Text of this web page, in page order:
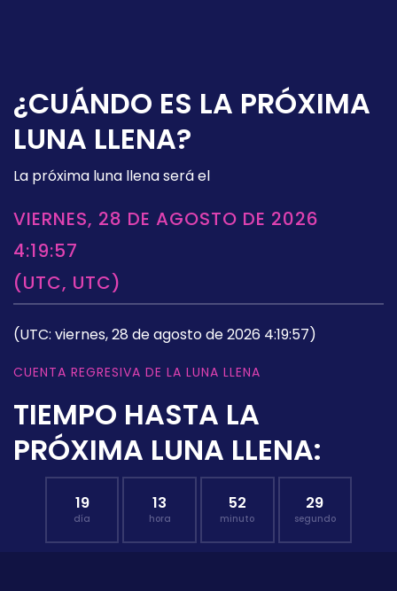
¿CUÁNDO ES LA PRÓXIMA
LUNA LLENA?
La próxima luna llena será el
VIERNES, 28 DE AGOSTO DE 2026
4:19:57
(UTC, UTC)
(UTC: viernes, 28 de agosto de 2026 4:19:57)
CUENTA REGRESIVA DE LA LUNA LLENA
TIEMPO HASTA LA
PRÓXIMA LUNA LLENA:
19
día
13
hora
52
minuto
28
segundo